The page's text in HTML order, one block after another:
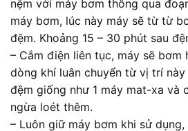
nệm với máy bơm thông qua
máy bơm, lúc này máy sẽ từ từ
đệm. Khoảng 15 – 30 phút sau
– Cắm điện liên tục, máy sẽ bơm
dòng khí luân chuyển từ vị trí
đệm giống như 1 máy mat-xa và
ngừa loét thêm.
– Luôn giữ máy bơm khi sử